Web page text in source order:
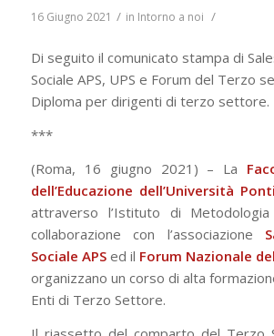
16 Giugno 2021 / in Intorno a noi /
Di seguito il comunicato stampa di
Sociale APS, UPS e Forum del Terzo
Diploma per dirigenti di terzo settore.
***
(Roma, 16 giugno 2021) – La
dell’Educazione dell’Università
attraverso l’Istituto di Metodologia
collaborazione con l’associazione
Sociale APSed il Forum Nazionale
organizzano un corso di alta
Enti di Terzo Settore.